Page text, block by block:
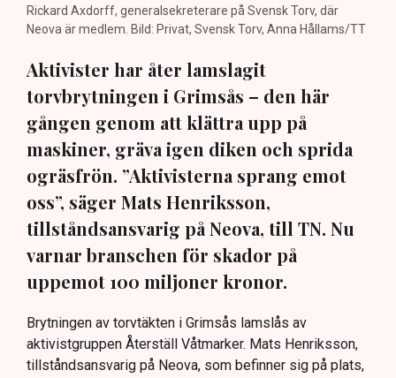
Rickard Axdorff, generalsekreterare på Svensk Torv, där
Neova är medlem. Bild: Privat, Svensk Torv, Anna Hållams/TT
Aktivister har åter lamslagit
torvbrytningen i Grimsås – den här
gången genom att klättra upp på
maskiner, gräva igen diken och sprida
ogräsfrön. ”Aktivisterna sprang emot
oss”, säger Mats Henriksson,
tillståndsansvarig på Neova, till TN. Nu
varnar branschen för skador på
uppemot 100 miljoner kronor.
Brytningen av torvtäkten i Grimsås lamslås av
aktivistgruppen Återställ Våtmarker. Mats Henriksson,
tillståndsansvarig på Neova, som befinner sig på plats,